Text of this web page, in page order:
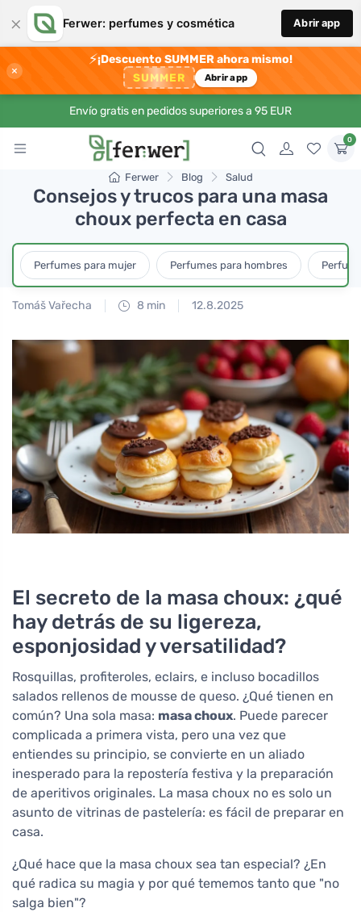
× Ferwer: perfumes y cosmética Abrir app
×
⚡¡Descuento SUMMER ahora mismo!
SUMMER Abrir app
Envío gratis en pedidos superiores a 95 EUR
0
Ferwer Blog Salud
Consejos y trucos para una masa
choux perfecta en casa
Perfumes para mujer Perfumes para hombres
Tomáš Vařecha 8 min 12.8.2025
El secreto de la masa choux: ¿qué
hay detrás de su ligereza,
esponjosidad y versatilidad?
Rosquillas, profiteroles, eclairs, e incluso bocadillos
salados rellenos de mousse de queso. ¿Qué tienen en
común? Una sola masa: masa choux. Puede parecer
complicada a primera vista, pero una vez que
entiendes su principio, se convierte en un aliado
inesperado para la repostería festiva y la preparación
de aperitivos originales. La masa choux no es solo un
asunto de vitrinas de pastelería: es fácil de preparar en
casa.
¿Qué hace que la masa choux sea tan especial? ¿En
qué radica su magia y por qué tememos tanto que "no
salga bien"?